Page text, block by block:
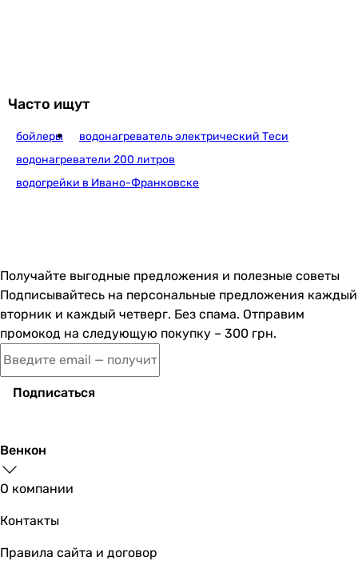
Часто ищут
бойлеры
водонагреватель электрический Теси
водонагреватели 200 литров
водогрейки в Ивано-Франковске
Получайте выгодные предложения и полезные советы
Подписывайтесь на персональные предложения каждый
вторник и каждый четверг. Без спама. Отправим
промокод на следующую покупку – 300 грн.
Подписаться
Венкон
О компании
Контакты
Правила сайта и договор